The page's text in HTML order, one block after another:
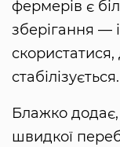
фермерів є
зберігання —
стабілізується.
Блажко
швидкої